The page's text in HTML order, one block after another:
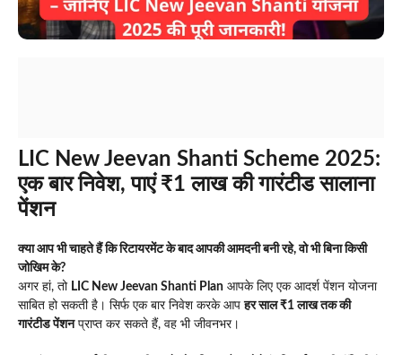
LIC New Jeevan Shanti Scheme 2025:
एक बार निवेश, पाएं ₹1 लाख की गारंटीड सालाना
पेंशन
क्या आप भी चाहते हैं कि रिटायरमेंट के बाद आपकी आमदनी बनी रहे, वो भी बिना किसी
जोखिम के?
अगर हां, तो LIC New Jeevan Shanti Plan आपके लिए एक आदर्श पेंशन योजना
साबित हो सकती है। सिर्फ एक बार निवेश करके आपहर साल ₹1 लाख तक की
गारंटीड पेंशनप्राप्त कर सकते हैं, वह भी जीवनभर।